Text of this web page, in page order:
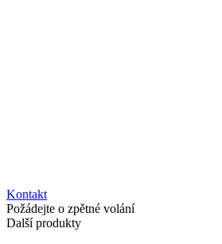
Kontakt
Požádejte o zpětné volání
Další produkty